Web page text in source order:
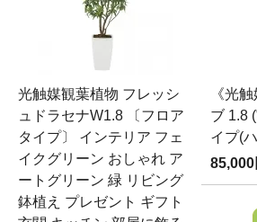
光触媒観葉植物 フレッシ
ュドラセナW1.8 〔フロア
タイプ〕 インテリア フェ
イクグリーン おしゃれ ア
ートグリーン 緑 リビング
鉢植え プレゼント ギフト
《光
ブ 1.8
イプ(